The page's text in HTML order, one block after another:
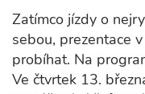
Zatímco jízdy o
sebou, prezentace
probíhat. Na
Ve čtvrtek 13.